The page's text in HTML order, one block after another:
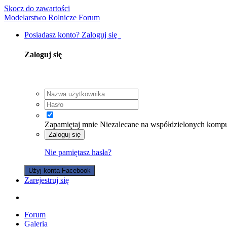
Skocz do zawartości
Modelarstwo Rolnicze Forum
Posiadasz konto? Zaloguj się
Zaloguj się
Zapamiętaj mnie Niezalecane na współdzielonych
Zaloguj się
Nie pamiętasz hasła?
Użyj konta Facebook
Zarejestruj się
Forum
Galeria